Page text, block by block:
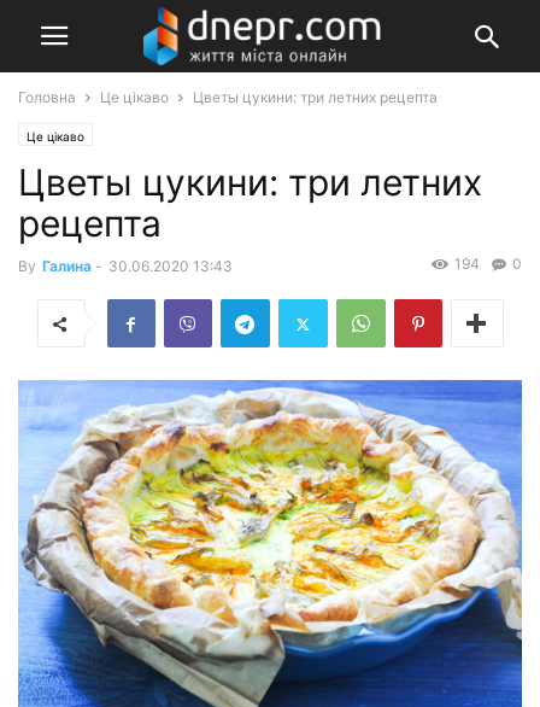
Головна Це цікаво Цветы цукини: три летних рецепта
Це цікаво
Цветы цукини: три летних
рецепта
By Галина - 30.06.2020 13:43 0
194